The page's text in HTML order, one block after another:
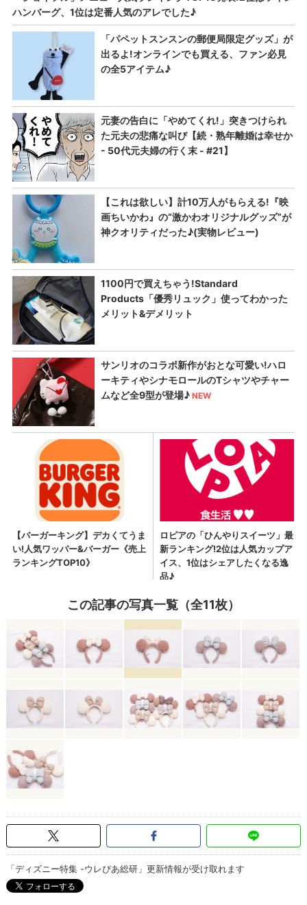
この記事の写真一覧（全11枚）
「ディズニー特集 -ウレぴあ総研」更新情報が受け取れます